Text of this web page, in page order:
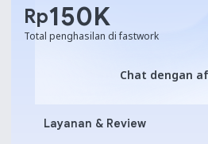
Rp150K
Total penghasilan di fastwork
Chat dengan
Chat dengan
Layanan & Review